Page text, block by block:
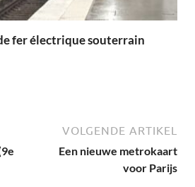
fer électrique souterrain
VOLGENDE ARTIKEL
Een nieuwe metrokaart
voor Parijs